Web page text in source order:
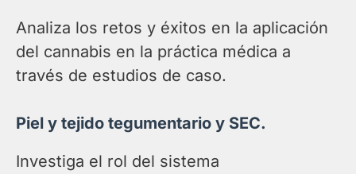
Analiza los retos y éxitos en la aplicación
del cannabis en la práctica médica a
través de estudios de caso.
Piel y tejido tegumentario y SEC.
Investiga el rol del sistema